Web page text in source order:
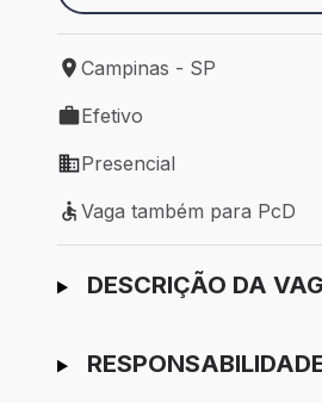
Local de trabalho: Campinas -
Campinas - SP
Tipo de vaga: Efetivo
Efetivo
Modelo de trabalho:
Presencial
Vaga também para PcD
Vaga também para PcD
Ir para candidatura
DESCRIÇÃO DA